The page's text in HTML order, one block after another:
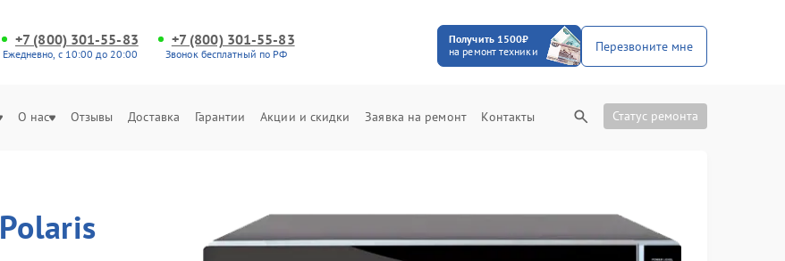
+7 (800) 301-55-83
Ежедневно, с 10:00 до 20:00
+7 (800) 301-55-83
Звонок бесплатный по РФ
Получить 1500₽
на ремонт техники
Перезвоните мне
О нас Отзывы Доставка Гарантии Акции и скидки Заявка на ремонт Контакты Статус ремонта
Polaris